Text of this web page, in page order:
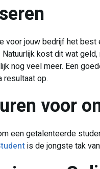
voor jouw bedrijf het
kost dit wat
nog veel meer. Een
resultaat op.
voor
een getalenteerde
is de jongste tak